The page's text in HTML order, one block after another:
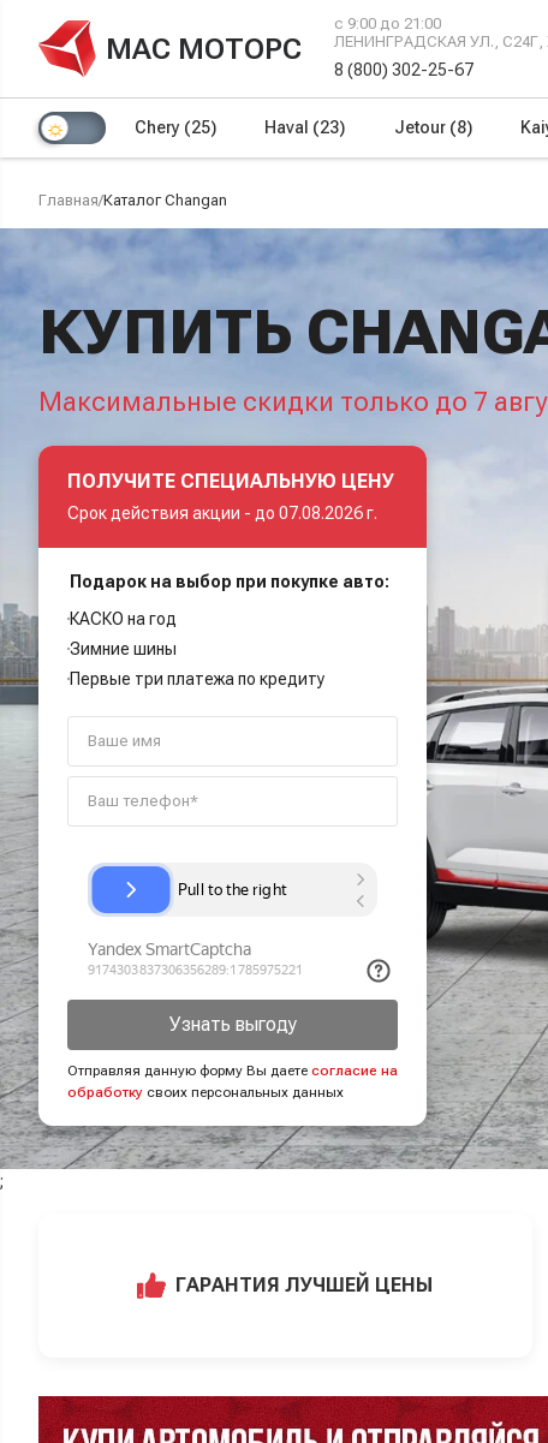
МАС МОТОРС
с 9:00 до 21:00
ЛЕНИНГРАДСКАЯ УЛ.,
8 (800) 302-25-67
Chery (25) Haval (23) Jetour (8)
Главная/Каталог Changan
КУПИТЬ
Максимальные скидки только до 7
ПОЛУЧИТЕ СПЕЦИАЛЬНУЮ ЦЕНУ
Срок действия акции - до 07.08.2026 г.
Подарок на выбор при покупке авто:
КАСКО на год
Зимние шины
Первые три платежа по кредиту
Узнать выгоду
Отправляя данную форму Вы даете согласие на
обработку своих персональных данных
;
ГАРАНТИЯ ЛУЧШЕЙ ЦЕНЫ